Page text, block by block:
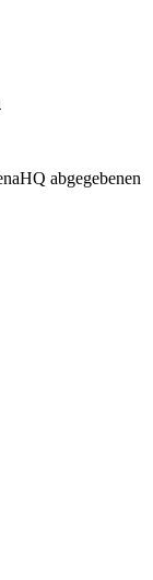
abgegebenen